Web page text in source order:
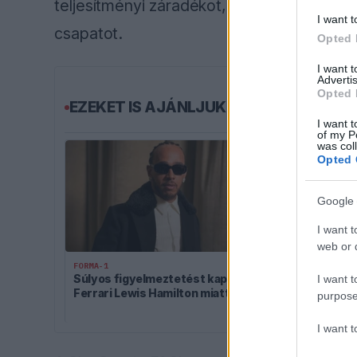
I want
Opted
I want
Opted
I want
of my
was
Opted
Google
I want
web or
I want
I want
teljesítményi záradékot, amely lehetővé
csapatot.
EZEKET IS AJÁNLJUK
FORMA-1
Súlyos figyelmeztetést kapott a
Ferrari Lewis Hamilton miatt
Kimi
világbajnoki